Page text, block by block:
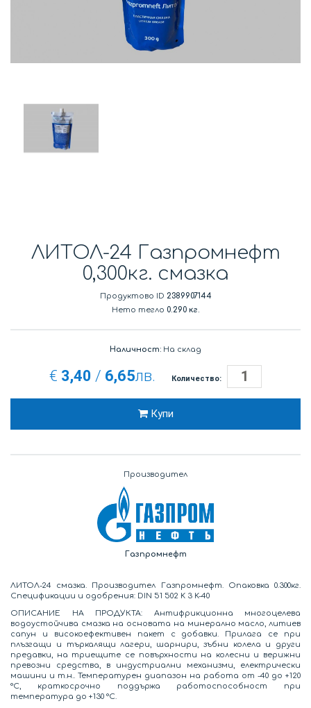
ЛИТОЛ-24 Газпромнефт
0,300кг. смазка
Продуктово ID 2389907144
Нето тегло 0.290 кг.
Наличност: На склад
€ 3,40 / 6,65лв. Количество:
Купи
Производител
Газпромнефт
ЛИТОЛ-24 смазка. Производител Газпромнефт. Опаковка 0.300кг.
Спецификации и одобрения: DIN 51 502 K 3 K-40
ОПИСАНИЕ НА ПРОДУКТА: Антифрикционна многоцелева
водоустойчива смазка на основата на минерално масло, литиев
сапун и високоефективен пакет с добавки. Прилага се при
плъзгащи и търкалящи лагери, шарнири, зъбни колела и други
предавки, на триещите се повърхности на колесни и верижни
превозни средства, в индустриални механизми, електрически
машини и т.н.. Температурен диапазон на работа от -40 до +120
°С, краткосрочно поддържа работоспособност при
температура до +130 °С.